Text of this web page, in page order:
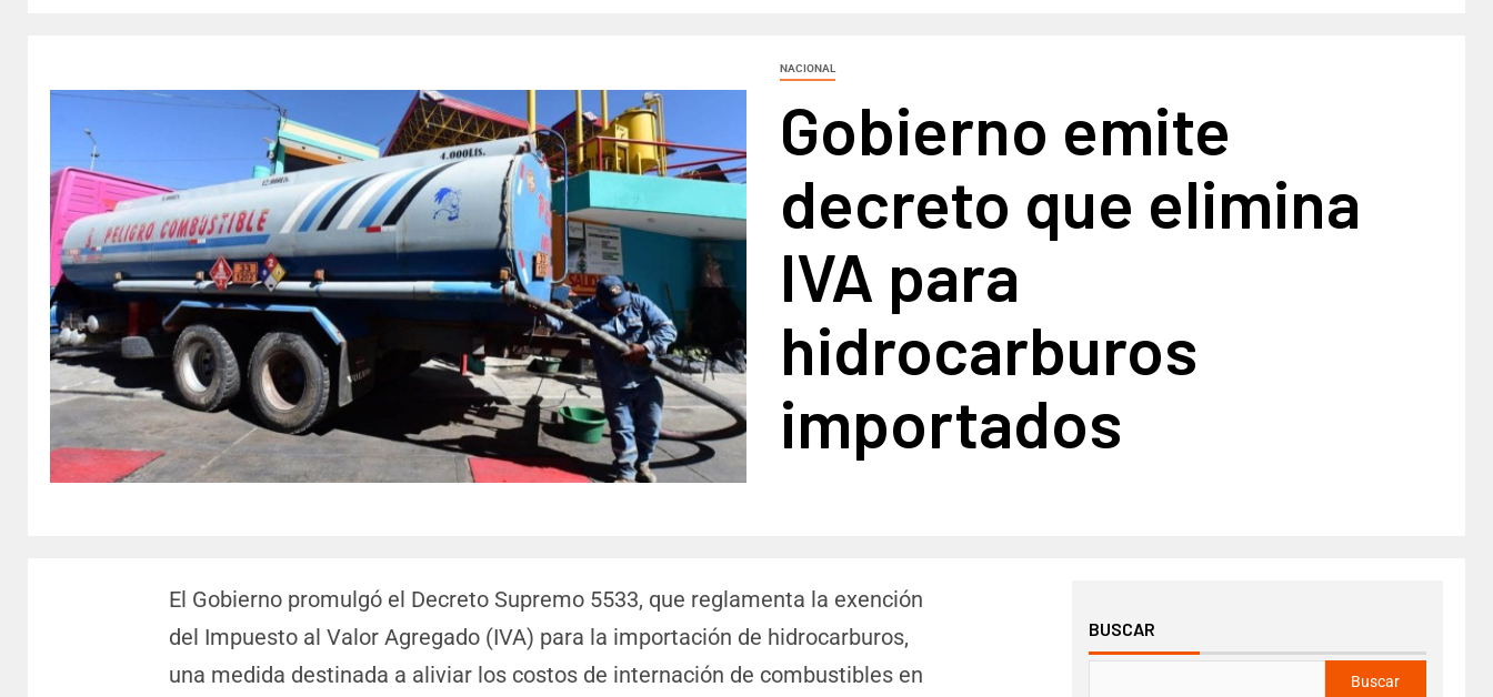
NACIONAL
Gobierno emite
decreto que elimina
IVA para
hidrocarburos
importados
El Gobierno promulgó el Decreto Supremo 5533, que reglamenta la exención
del Impuesto al Valor Agregado (IVA) para la importación de hidrocarburos,
una medida destinada a aliviar los costos de internación de combustibles en
BUSCAR
Buscar